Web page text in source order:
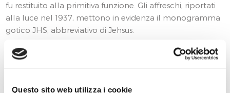
Questo sito web utilizza i cookie
fu restituito alla primitiva funzione. Gli affreschi, riportati
alla luce nel 1937, mettono in evidenza il monogramma
gotico JHS, abbreviativo di Jehsus.
INFORMAZIONI SULLO STATO DELLA